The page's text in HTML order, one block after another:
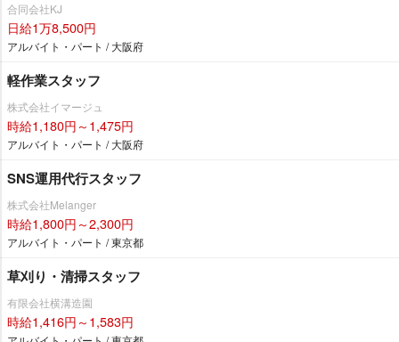
合同会社KJ
日給1万8,500円
アルバイト・パート / 大阪府
軽作業スタッフ
株式会社イマージュ
時給1,180円～1,475円
アルバイト・パート / 大阪府
SNS運用代行スタッフ
株式会社Melanger
時給1,800円～2,300円
アルバイト・パート / 東京都
草刈り・清掃スタッフ
有限会社横溝造園
時給1,416円～1,583円